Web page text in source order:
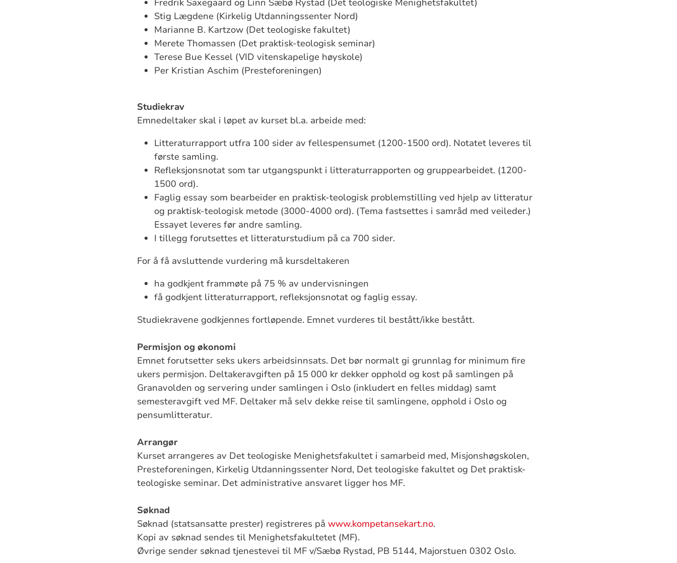
Stig Lægdene (Kirkelig Utdanningssenter Nord)
Marianne B. Kartzow (Det teologiske fakultet)
Merete Thomassen (Det praktisk-teologisk seminar)
Terese Bue Kessel (VID vitenskapelige høyskole)
Per Kristian Aschim (Presteforeningen)
Studiekrav
Emnedeltaker skal i løpet av kurset bl.a. arbeide med:
Litteraturrapport utfra 100 sider av fellespensumet (1200-1500 ord). Notatet leveres til
første samling.
Refleksjonsnotat som tar utgangspunkt i litteraturrapporten og gruppearbeidet. (1200-
1500 ord).
Faglig essay som bearbeider en praktisk-teologisk problemstilling ved hjelp av litteratur
og praktisk-teologisk metode (3000-4000 ord). (Tema fastsettes i samråd med veileder.)
Essayet leveres før andre samling.
I tillegg forutsettes et litteraturstudium på ca 700 sider.
For å få avsluttende vurdering må kursdeltakeren
ha godkjent frammøte på 75 % av undervisningen
få godkjent litteraturrapport, refleksjonsnotat og faglig essay.
Studiekravene godkjennes fortløpende. Emnet vurderes til bestått/ikke bestått.
Permisjon og økonomi
Emnet forutsetter seks ukers arbeidsinnsats. Det bør normalt gi grunnlag for minimum fire
ukers permisjon. Deltakeravgiften på 15 000 kr dekker opphold og kost på samlingen på
Granavolden og servering under samlingen i Oslo (inkludert en felles middag) samt
semesteravgift ved MF. Deltaker må selv dekke reise til samlingene, opphold i Oslo og
pensumlitteratur.
Arrangør
Kurset arrangeres av Det teologiske Menighetsfakultet i samarbeid med, Misjonshøgskolen,
Presteforeningen, Kirkelig Utdanningssenter Nord, Det teologiske fakultet og Det praktisk-
teologiske seminar. Det administrative ansvaret ligger hos MF.
Søknad
Søknad (statsansatte prester) registreres på www.kompetansekart.no.
Kopi av søknad sendes til Menighetsfakultetet (MF).
Øvrige sender søknad tjenestevei til MF v/Sæbø Rystad, PB 5144, Majorstuen 0302 Oslo.